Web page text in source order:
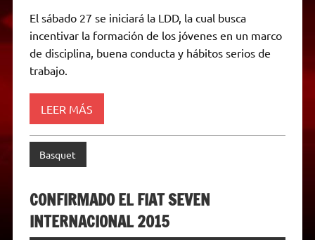
a
t
s
A
p
p
e
g
a
m
t
t
e
r
e
b
o
o
s
s
e
g
p
y
L
n
a
l
n
t
F
r
El sábado 27 se iniciará la LDD, la cual busca
incentivar la formación de los jóvenes en un marco
de disciplina, buena conducta y hábitos serios de
trabajo.
LEER MÁS
Basquet
CONFIRMADO EL FIAT SEVEN
INTERNACIONAL 2015